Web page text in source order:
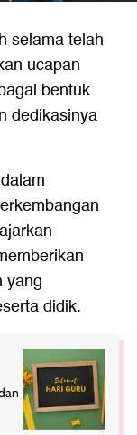
selama telah
ucapan
bentuk
dedikasinya
yang
didik.